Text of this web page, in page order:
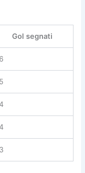
Gol segnati
6
5
4
4
3